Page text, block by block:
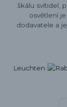
škálu svítidel,
osvětlení
dodavatele a